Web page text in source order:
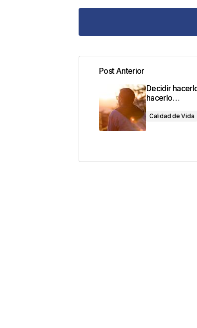
Tu dirección de correo
*
Comentario*
Post Anterior
Decidir
hacerlo…
Calidad de Vida